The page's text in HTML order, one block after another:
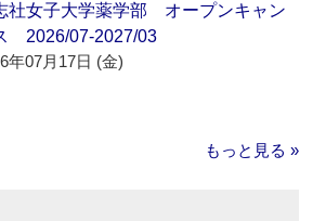
社女子大学薬学部 オープンキャン
2026/07-2027/03
年07月17日 (金)
もっと見る »